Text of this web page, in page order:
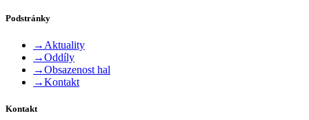
Podstránky
→ Aktuality
→Oddíly
→Obsazenost hal
→Kontakt
Kontakt